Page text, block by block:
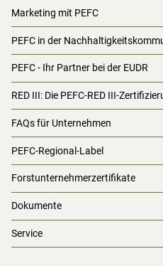
Marketing mit PEFC
PEFC in der
PEFC - Ihr Partner bei der EUDR
RED III: Die PEFC-RED III-
FAQs für Unternehmen
PEFC-Regional-Label
Forstunternehmerzertifikate
Dokumente
Service